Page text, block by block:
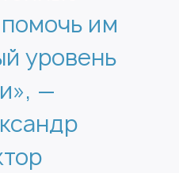
им
уровень
—